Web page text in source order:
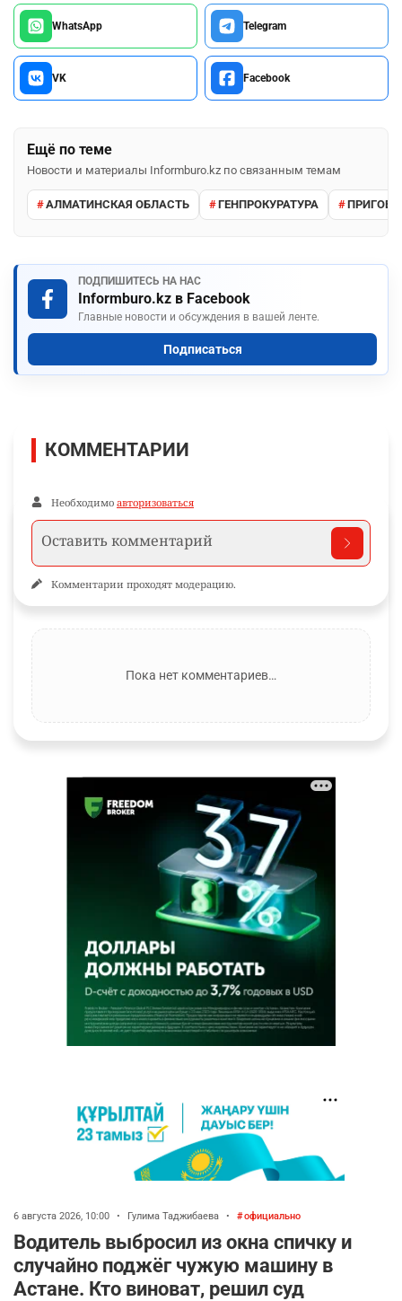
WhatsApp Telegram
VK Facebook
Ещё по теме
Новости и материалы Informburo.kz по связанным темам
АЛМАТИНСКАЯ ОБЛАСТЬ ГЕНПРОКУРАТУРА
ПОДПИШИТЕСЬ НА НАС
Informburo.kz в Facebook
Главные новости и обсуждения в вашей ленте.
Подписаться
КОММЕНТАРИИ
Необходимо авторизоваться
Комментарии проходят модерацию.
Пока нет комментариев…
6 августа 2026, 10:00 • Гулима Таджибаева • официально
Водитель выбросил из окна спичку и
случайно поджёг чужую машину в
Астане. Кто виноват, решил суд